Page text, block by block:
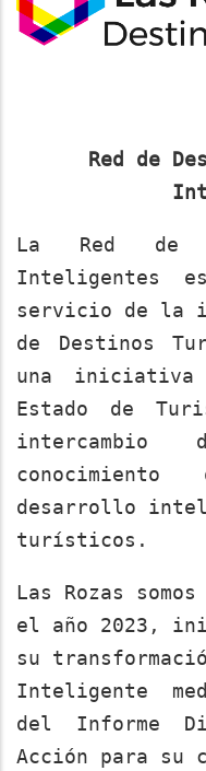
Red de
La Red de
Inteligentes
servicio de la
de Destinos
una
Estado de
intercambio
desarrollo
turísticos.
Las Rozas
el año 2023,
su
Inteligente
del Informe
Acción para su